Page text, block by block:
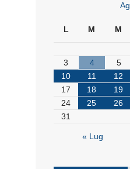
L M M
3
4 5
10
11 12
17
18 19
24
25 26
31
« Lug